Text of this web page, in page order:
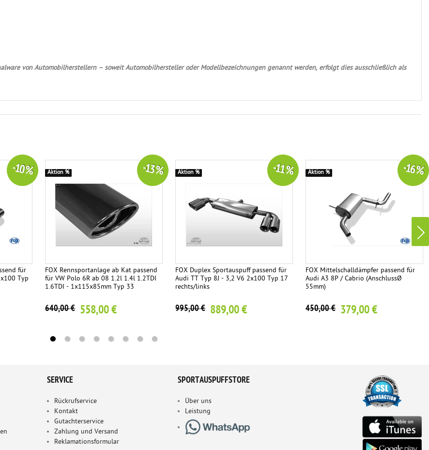
von Automobilherstellern – soweit Automobilhersteller oder Modellbezeichnungen genannt werden, erfolgt dies ausschließlich als
für
Typ
-10 %
FOX Rennsportanlage ab Kat passend
für VW Polo 6R ab 08 1.2l 1.4l 1.2TDI
1.6TDI - 1x115x85mm Typ 33
640,00 € 558,00 €
-13 %
Aktion %
FOX Duplex Sportauspuff passend für
Audi TT Typ 8J - 3,2 V6 2x100 Typ 17
rechts/links
995,00 € 889,00 €
-11 %
Aktion %
FOX Mittelschalldämpfer passend für
Audi A3 8P / Cabrio (AnschlussØ
55mm)
450,00 € 379,00 €
-16 %
Aktion %
SERVICE
Rückrufservice
Kontakt
Gutachterservice
Zahlung und Versand
Reklamationsformular
SPORTAUSPUFFSTORE
Über uns
Leistung